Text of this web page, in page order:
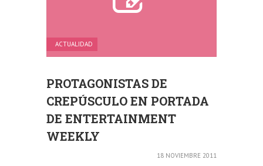
ACTUALIDAD
PROTAGONISTAS DE
CREPÚSCULO EN PORTADA
DE ENTERTAINMENT
WEEKLY
18 NOVIEMBRE 2011